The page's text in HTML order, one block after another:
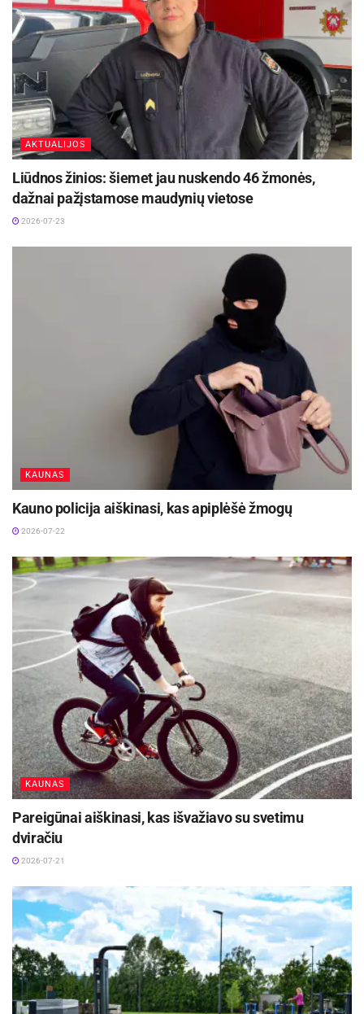
AKTUALIJOS
Liūdnos žinios: šiemet jau nuskendo 46 žmonės,
dažnai pažįstamose maudynių vietose
2026-07-23
KAUNAS
Kauno policija aiškinasi, kas apiplėšė žmogų
2026-07-22
KAUNAS
Pareigūnai aiškinasi, kas išvažiavo su svetimu
dviračiu
2026-07-21